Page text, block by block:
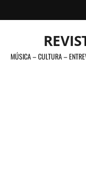
al
MÚSICA – CULTURA –